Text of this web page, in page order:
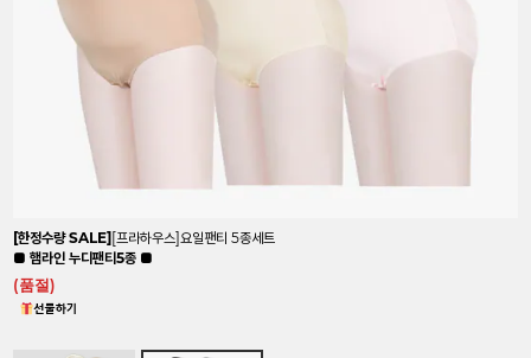
[한정수량 SALE][프라하우스]요일팬티 5종세트
■ 햄라인 누디팬티5종 ■
(품절)